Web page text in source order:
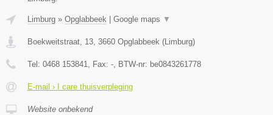
Limburg » Opglabbeek Google maps ▼
Boekweitstraat, 13, 3660 Opglabbeek (Limburg)
Tel: 0468 153841, Fax: -, BTW-nr: be0843261778
E-mail › I care thuisverpleging
Website onbekend